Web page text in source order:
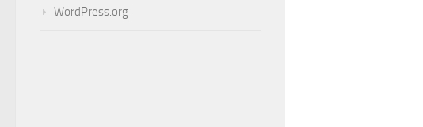
WordPress.org